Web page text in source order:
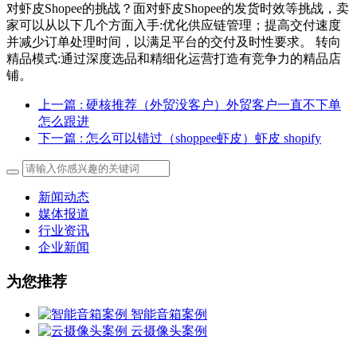
对虾皮Shopee的挑战？面对虾皮Shopee的发货时效等挑战，卖
家可以从以下几个方面入手:优化供应链管理；提高交付速度
并减少订单处理时间，以满足平台的交付及时性要求。 转向
精品模式:通过深度选品和精细化运营打造有竞争力的精品店
铺。
上一篇 : 硬核推荐（外贸没客户）外贸客户一直不下单
怎么跟进
下一篇 : 怎么可以错过（shoppee虾皮）虾皮 shopify
新闻动态
媒体报道
行业资讯
企业新闻
为您推荐
智能音箱案例
云摄像头案例